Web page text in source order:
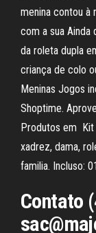
menina contou à
com a sua Ainda
da roleta dupla
criança de colo
Meninas Jogos
Shoptime.
Produtos em Kit
xadrez, dama,
familia. Incluso:
Contato